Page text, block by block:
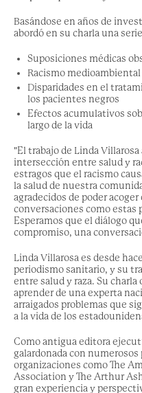
Basándose en años de
abordó en su charla una
Suposiciones médicas
Racismo
Disparidades en el
los pacientes negros
Efectos acumulativos
largo de la vida
"El trabajo de Linda
intersección entre salud y
estragos que el racismo
la salud de nuestra
agradecidos de poder
conversaciones como estas
Esperamos que el diálogo
compromiso, una
Linda Villarosa es desde
periodismo sanitario, y su
entre salud y raza. Su
aprender de una experta
arraigados problemas que
a la vida de los
Como antigua editora
galardonada con
organizaciones como The
Association y The Arthur
gran experiencia y